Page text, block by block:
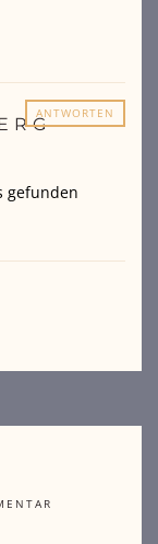
ANTWORTEN
gefunden